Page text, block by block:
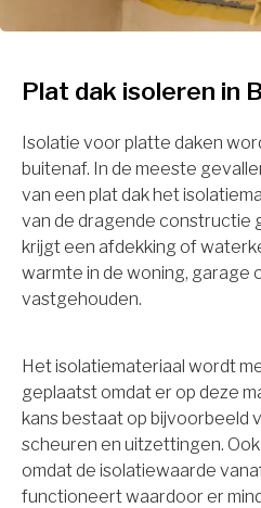
Plat dak isoleren in
Isolatie voor platte daken
buitenaf. In de meeste
van een plat dak het
van de dragende constructie
krijgt een afdekking of
warmte in de woning, garage
vastgehouden.
Het isolatiemateriaal wordt
geplaatst omdat er op deze
kans bestaat op bijvoorbeeld
scheuren en uitzettingen.
omdat de isolatiewaarde
functioneert waardoor er